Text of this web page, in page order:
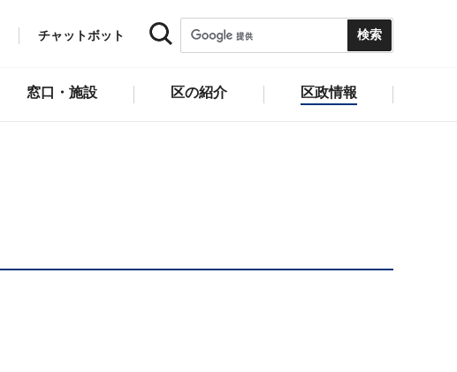
チャットボット
窓口・施設 区の紹介 区政情報